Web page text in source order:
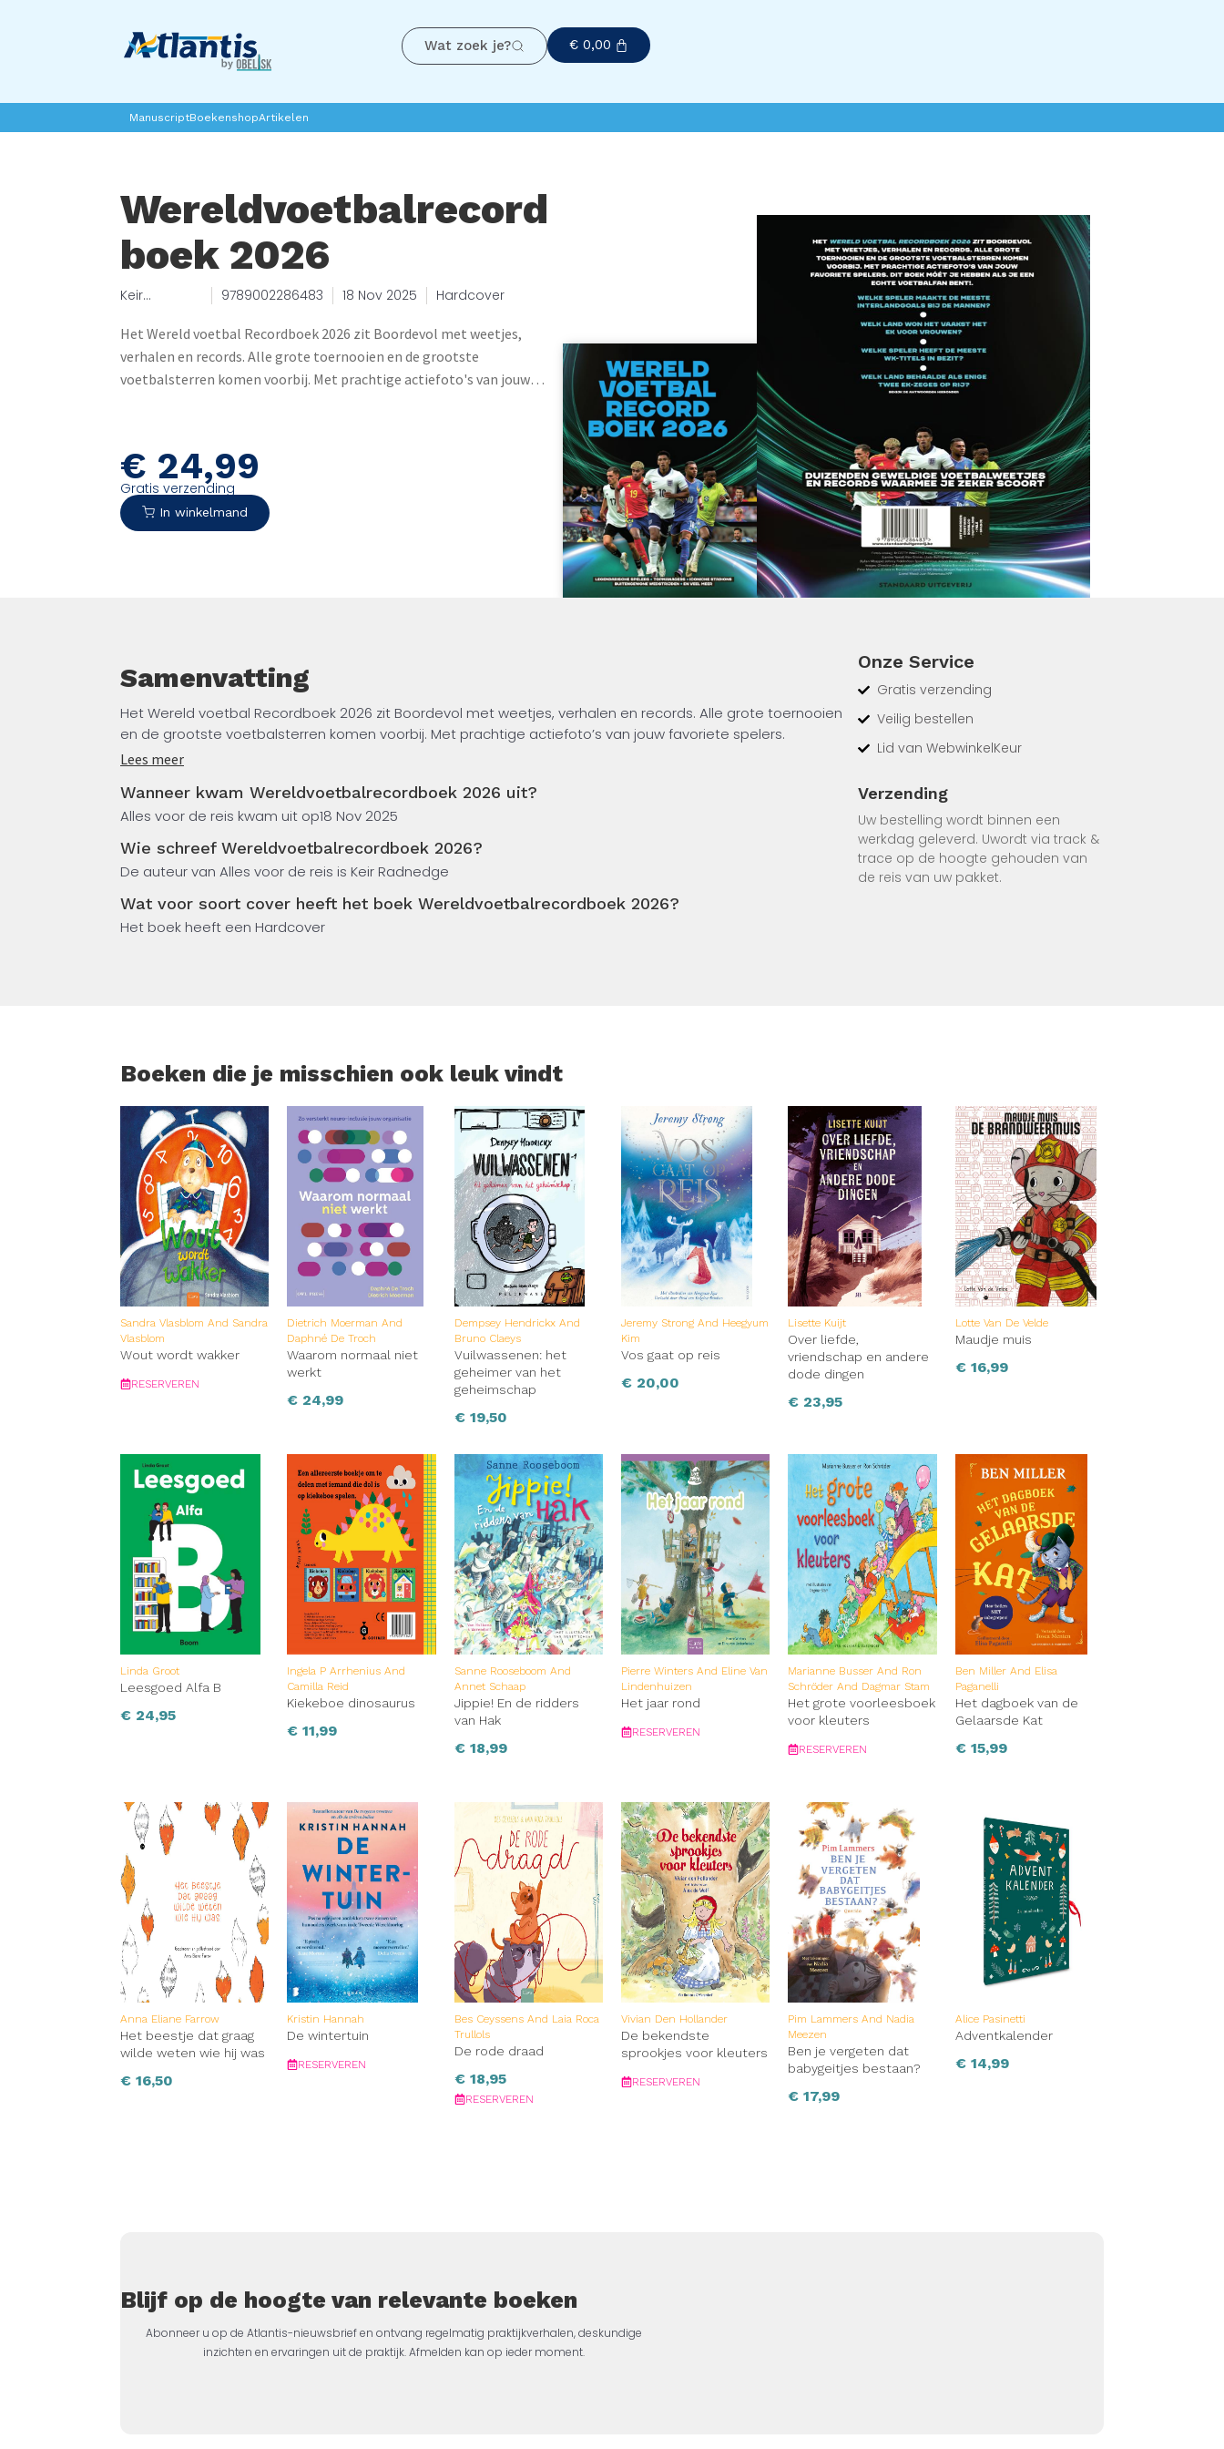
Wat zoek je? €0,00
ManuscriptBoekenshopArtikelen
Wereldvoetbalrecord
boek 2026
Keir
9789002286483 18 Nov 2025 Hardcover
Het Wereld voetbal Recordboek 2026 zit Boordevol met weetjes,
verhalen en records. Alle grote toernooien en de grootste
voetbalsterren komen voorbij. Met prachtige actiefoto's van jouw
€ 24,99
Gratis verzending
In winkelmand
Samenvatting
Het Wereld voetbal Recordboek 2026 zit Boordevol met weetjes, verhalen en records. Alle grote toernooien
en de grootste voetbalsterren komen voorbij. Met prachtige actiefoto’s van jouw favoriete spelers.
Lees meer
Wanneer kwam Wereldvoetbalrecordboek 2026 uit?
Alles voor de reis kwam uit op18 Nov 2025
Wie schreef Wereldvoetbalrecordboek 2026?
De auteur van Alles voor de reis is Keir Radnedge
Wat voor soort cover heeft het boek Wereldvoetbalrecordboek 2026?
Het boek heeft een Hardcover
Onze Service
Gratis verzending
Veilig bestellen
Lid van WebwinkelKeur
Verzending
Uw bestelling wordt binnen een
werkdag geleverd. Uwordt via track &
trace op de hoogte gehouden van
de reis van uw pakket.
Boeken die je misschien ook leuk vindt
Sandra Vlasblom And Sandra
Vlasblom
Wout wordt wakker
RESERVEREN
Dietrich Moerman And
Daphné De Troch
Waarom normaal niet
werkt
€ 24,99
Dempsey Hendrickx And
Bruno Claeys
Vuilwassenen: het
geheimer van het
geheimschap
€19,50
Jeremy Strong And Heegyum
Kim
Vos gaat op reis
€20,00
Lisette Kuijt
Over liefde,
vriendschap en andere
dode dingen
€ 23,95
Lotte Van De Velde
Maudje muis
€16,99
Linda Groot
Leesgoed Alfa B
€ 24,95
Ingela P Arrhenius And
Camilla Reid
Kiekeboe dinosaurus
€ 11,99
Sanne Rooseboom And
Annet Schaap
Jippie! En de ridders
van Hak
€18,99
Pierre Winters And Eline Van
Lindenhuizen
Het jaar rond
RESERVEREN
Marianne Busser And Ron
Schröder And Dagmar Stam
Het grote voorleesboek
voor kleuters
RESERVEREN
Ben Miller And Elisa
Paganelli
Het dagboek van de
Gelaarsde Kat
€15,99
Anna Eliane Farrow
Het beestje dat graag
wilde weten wie hij was
€ 16,50
Kristin Hannah
De wintertuin
RESERVEREN
Bes Ceyssens And Laia Roca
Trullols
De rode draad
€18,95
RESERVEREN
Vivian Den Hollander
De bekendste
sprookjes voor kleuters
RESERVEREN
Pim Lammers And Nadia
Meezen
Ben je vergeten dat
babygeitjes bestaan?
€ 17,99
Alice Pasinetti
Adventkalender
€14,99
Blijf op de hoogte van relevante boeken
Abonneer u op de Atlantis-nieuwsbrief en ontvang regelmatig praktijkverhalen, deskundige
inzichten en ervaringen uit de praktijk. Afmelden kan op ieder moment.